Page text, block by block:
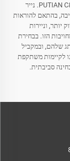
קיימות היא ליבה של פעילותנו ב-PUTIAN C&Q PAPER CO., LTD. נייר
בהתאם להוראות
וניירות
הזו. בבחירת
שלהם, ובמקביל
לקיימות משתקפת
סביבתית.